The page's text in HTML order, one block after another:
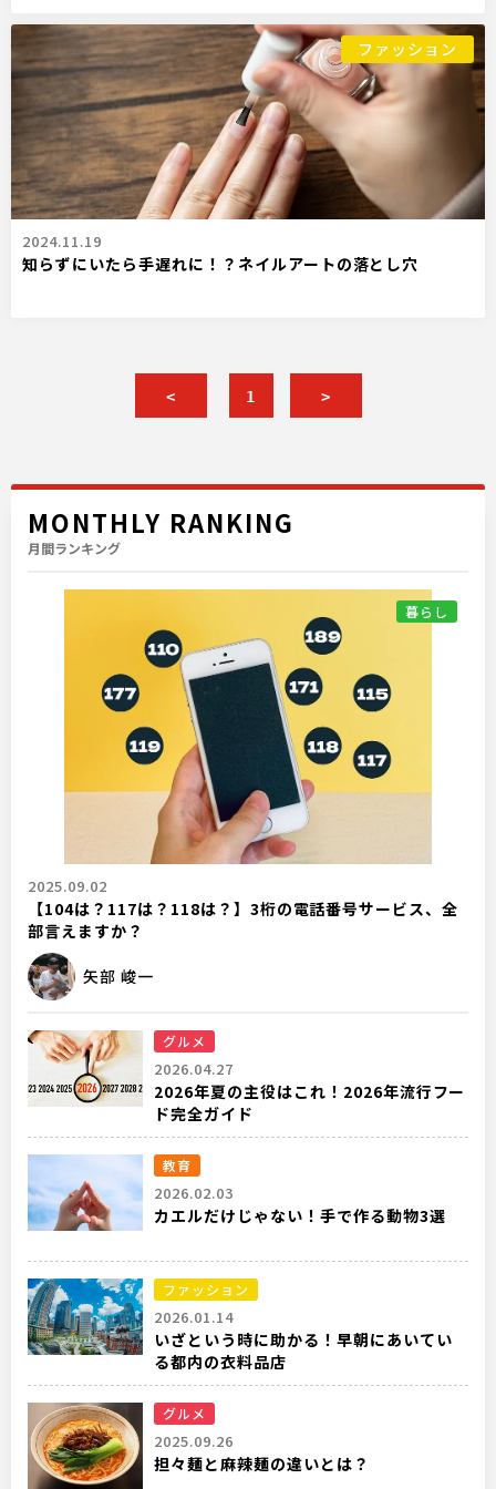
ファッション
2024.11.19
知らずにいたら手遅れに！？ネイルアートの落とし穴
< 1 >
MONTHLY RANKING
月間ランキング
暮らし
2025.09.02
【104は？117は？118は？】3桁の電話番号サービス、全
部言えますか？
矢部 峻一
グルメ
2026.04.27
2026年夏の主役はこれ！2026年流行フー
ド完全ガイド
教育
2026.02.03
カエルだけじゃない！手で作る動物3選
ファッション
2026.01.14
いざという時に助かる！早朝にあいてい
る都内の衣料品店
グルメ
2025.09.26
担々麺と麻辣麺の違いとは？